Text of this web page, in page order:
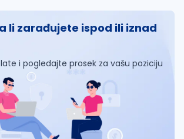
li zarađujete ispod ili iznad
i pogledajte prosek za vašu poziciju